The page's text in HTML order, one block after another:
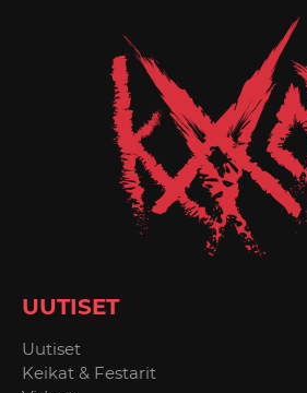
UUTISET
Uutiset
Keikat & Festarit